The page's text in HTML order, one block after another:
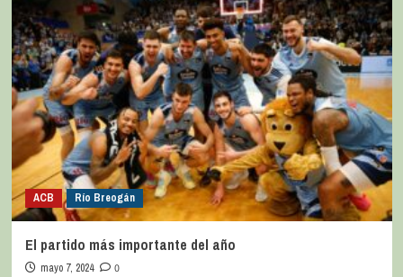
ACB Río Breogán
El partido más importante del año
mayo 7, 2024
0